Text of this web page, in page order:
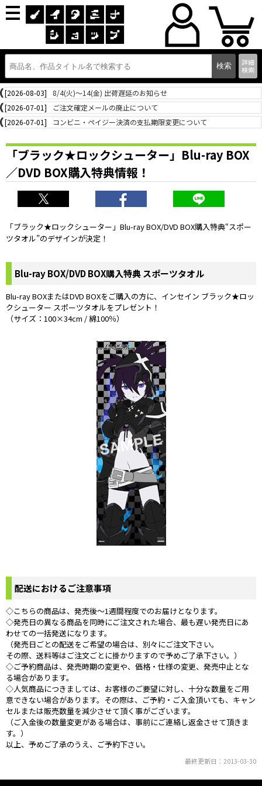
詳細
検索
[2026-08-03]
8/4(火)～14(金) 出荷遅延のお知らせ
[2026-07-01]
ご注文確定メールの廃止について
[2026-07-01]
コンビニ・ペイジー決済の支払期限変更について
「ブラック★ロックシューター」Blu-ray BOX
／DVD BOX購入特典情報！
「ブラック★ロックシューター」Blu-ray BOX/DVD BOX購入特典“スポー
ツタオル”のデザインが決定！
Blu-ray BOX/DVD BOX購入特典 スポーツタオル
Blu-ray BOXまたはDVD BOXをご購入の方に、インセイン ブラック★ロッ
クシューター スポーツタオルをプレゼント！
（サイズ：100×34cm / 綿100％）
配送におけるご注意事項
◇こちらの商品は、発売後～1週間程度でのお届けとなります。
◇発売日の異なる商品を同時にご注文された場合、最も遅い発売日にあ
わせての一括発送になります。
（発売日ごとの配送をご希望の場合は、別々にご注文下さい。
その際、送料等はご注文ごとに掛かりますので予めご了承下さい。）
◇ご予約商品は、発売時期の変更や、価格・仕様の変更、発売中止とな
る場合があります。
◇人気商品につきましては、お客様のご要望に対し、十分な数量をご用
意できない場合があります。その際は、ご予約・ご入金頂いても、キャン
セルまたは販売数量を減少させて頂く事がございます。
（ご入金後の数量変更がある場合は、事前にご連絡し返金させて頂きま
す。）
以上、予めご了承のうえ、ご予約下さい。
最終更新日：2013-03-30